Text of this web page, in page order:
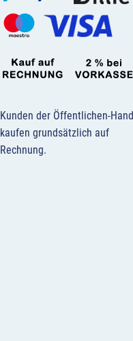
Kunden der Öffentlichen-Hand
kaufen grundsätzlich auf
Rechnung.